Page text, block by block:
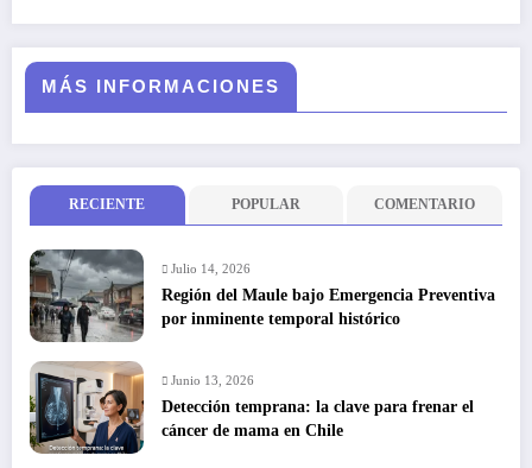
MÁS INFORMACIONES
RECIENTE POPULAR COMENTARIO
Julio 14, 2026
Región del Maule bajo Emergencia Preventiva
por inminente temporal histórico
Junio 13, 2026
Detección temprana: la clave para frenar el
cáncer de mama en Chile